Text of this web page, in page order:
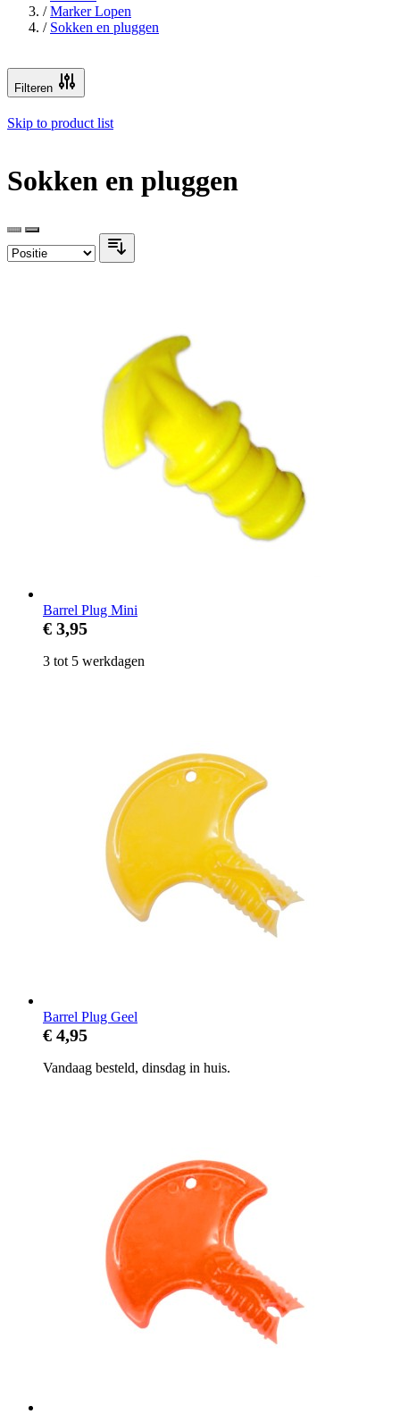
/ Marker Lopen
/ Sokken en pluggen
Filteren
Skip to product list
Sokken en pluggen
Barrel Plug Mini
€ 3,95
3 tot 5 werkdagen
Barrel Plug Geel
€ 4,95
Vandaag besteld, dinsdag in huis.